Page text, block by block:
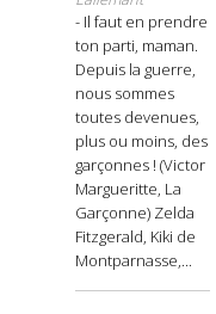
- Il faut en prendre
ton parti, maman.
Depuis la guerre,
nous sommes
toutes devenues,
plus ou moins, des
garçonnes ! (Victor
Margueritte, La
Garçonne) Zelda
Fitzgerald, Kiki de
Montparnasse,...